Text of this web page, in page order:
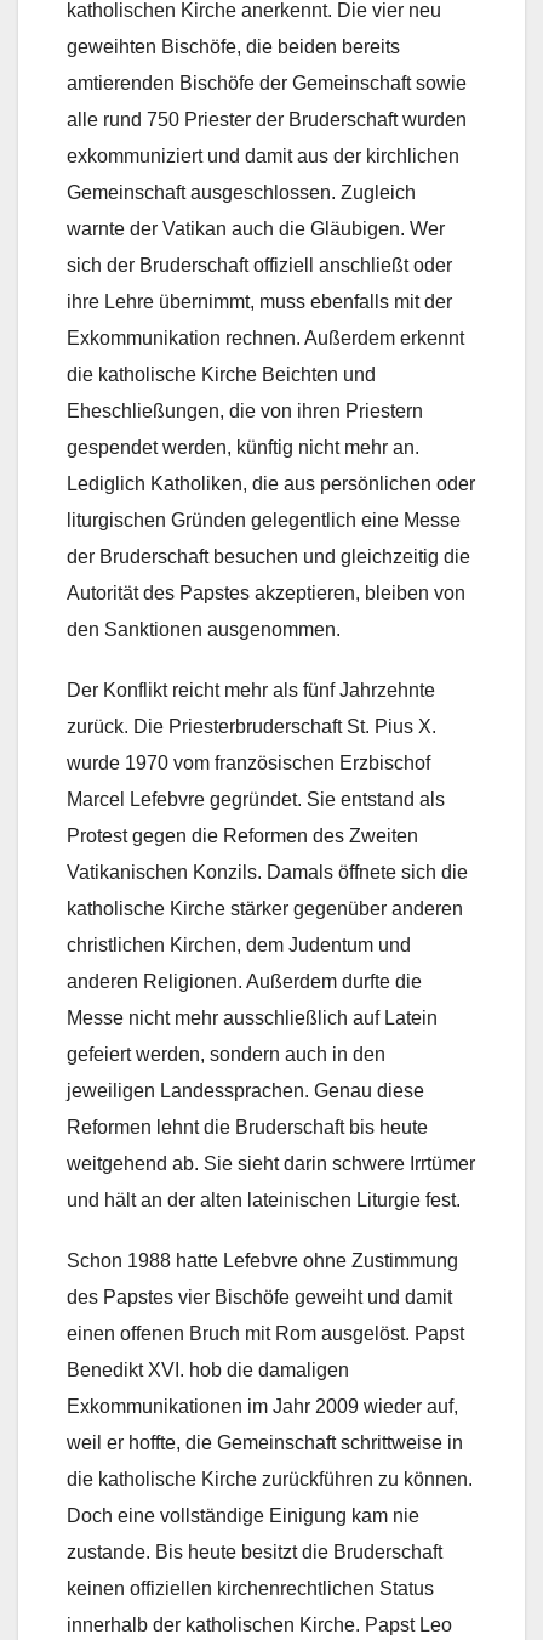
katholischen Kirche anerkennt. Die vier neu
geweihten Bischöfe, die beiden bereits
amtierenden Bischöfe der Gemeinschaft sowie
alle rund 750 Priester der Bruderschaft wurden
exkommuniziert und damit aus der kirchlichen
Gemeinschaft ausgeschlossen. Zugleich
warnte der Vatikan auch die Gläubigen. Wer
sich der Bruderschaft offiziell anschließt oder
ihre Lehre übernimmt, muss ebenfalls mit der
Exkommunikation rechnen. Außerdem erkennt
die katholische Kirche Beichten und
Eheschließungen, die von ihren Priestern
gespendet werden, künftig nicht mehr an.
Lediglich Katholiken, die aus persönlichen oder
liturgischen Gründen gelegentlich eine Messe
der Bruderschaft besuchen und gleichzeitig die
Autorität des Papstes akzeptieren, bleiben von
den Sanktionen ausgenommen.
Der Konflikt reicht mehr als fünf Jahrzehnte
zurück. Die Priesterbruderschaft St. Pius X.
wurde 1970 vom französischen Erzbischof
Marcel Lefebvre gegründet. Sie entstand als
Protest gegen die Reformen des Zweiten
Vatikanischen Konzils. Damals öffnete sich die
katholische Kirche stärker gegenüber anderen
christlichen Kirchen, dem Judentum und
anderen Religionen. Außerdem durfte die
Messe nicht mehr ausschließlich auf Latein
gefeiert werden, sondern auch in den
jeweiligen Landessprachen. Genau diese
Reformen lehnt die Bruderschaft bis heute
weitgehend ab. Sie sieht darin schwere Irrtümer
und hält an der alten lateinischen Liturgie fest.
Schon 1988 hatte Lefebvre ohne Zustimmung
des Papstes vier Bischöfe geweiht und damit
einen offenen Bruch mit Rom ausgelöst. Papst
Benedikt XVI. hob die damaligen
Exkommunikationen im Jahr 2009 wieder auf,
weil er hoffte, die Gemeinschaft schrittweise in
die katholische Kirche zurückführen zu können.
Doch eine vollständige Einigung kam nie
zustande. Bis heute besitzt die Bruderschaft
keinen offiziellen kirchenrechtlichen Status
innerhalb der katholischen Kirche. Papst Leo